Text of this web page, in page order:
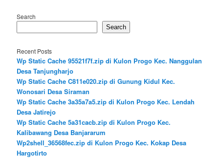
Search
Search
Recent Posts
Wp Static Cache 95521f7f.zip di Kulon Progo Kec. Nanggulan
Desa Tanjungharjo
Wp Static Cache C811e020.zip di Gunung Kidul Kec.
Wonosari Desa Siraman
Wp Static Cache 3a35a7a5.zip di Kulon Progo Kec. Lendah
Desa Jatirejo
Wp Static Cache 5a31cacb.zip di Kulon Progo Kec.
Kalibawang Desa Banjararum
Wp2shell_36568fec.zip di Kulon Progo Kec. Kokap Desa
Hargotirto